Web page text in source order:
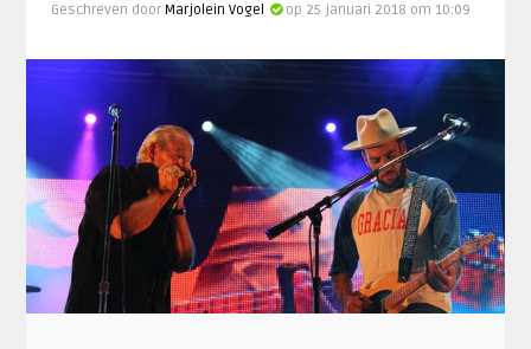
Geschreven door Marjolein Vogel op 25 januari 2018 om 10:09